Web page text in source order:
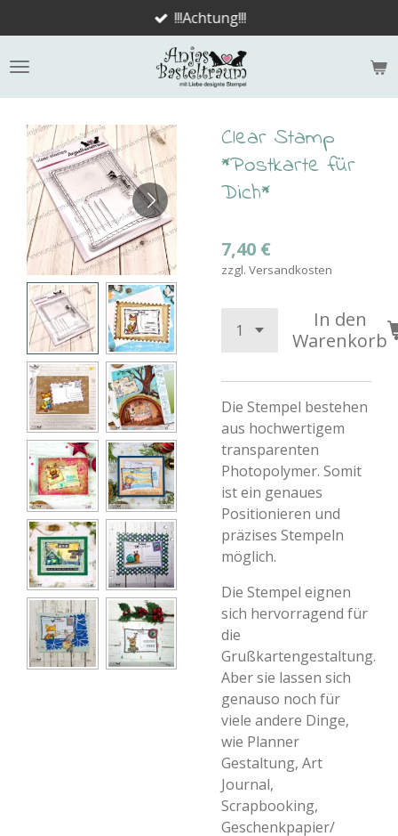
Hauptinhalt
springen
!!!Achtung!!!
Clear Stamp
*Postkarte für
Dich*
7,40 €
zzgl. Versandkosten
In den
Warenkorb
Die Stempel bestehen
aus hochwertigem
transparenten
Photopolymer. Somit
ist ein genaues
Positionieren und
präzises Stempeln
möglich.
Die Stempel eignen
sich hervorragend für
die
Grußkartengestaltung.
Aber sie lassen sich
genauso noch für
viele andere Dinge,
wie Planner
Gestaltung, Art
Journal,
Scrapbooking,
Geschenkpapier/